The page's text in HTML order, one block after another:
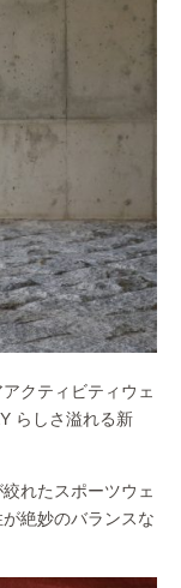
クティビティウェ
らしさ溢れる新
れたスポーツウェ
絶妙のバランスな